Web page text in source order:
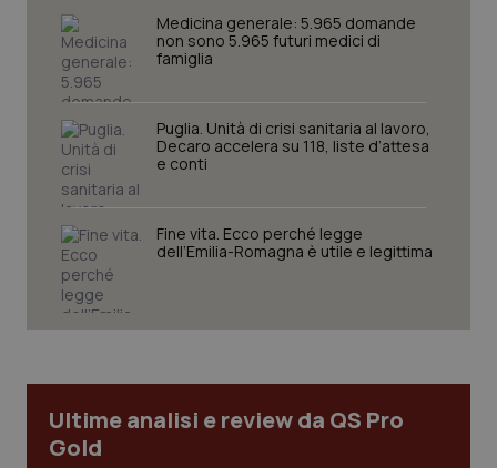
Medicina generale: 5.965 domande
non sono 5.965 futuri medici di
famiglia
Puglia. Unità di crisi sanitaria al lavoro,
Decaro accelera su 118, liste d’attesa
e conti
Fine vita. Ecco perché legge
dell’Emilia-Romagna è utile e legittima
Ultime analisi e review da QS Pro
Gold
sito web abilitandone funzionalità di base quali la
navigazione sulle pagine e l'accesso alle aree
protette del sito. Il sito web non è in grado di
funzionare correttamente senza questi cookie.
VISITOR_PRIVACY_METADATA
YouTube